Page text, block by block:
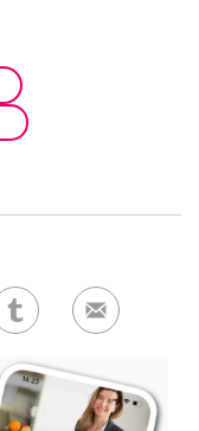
Auf
teilen
E-